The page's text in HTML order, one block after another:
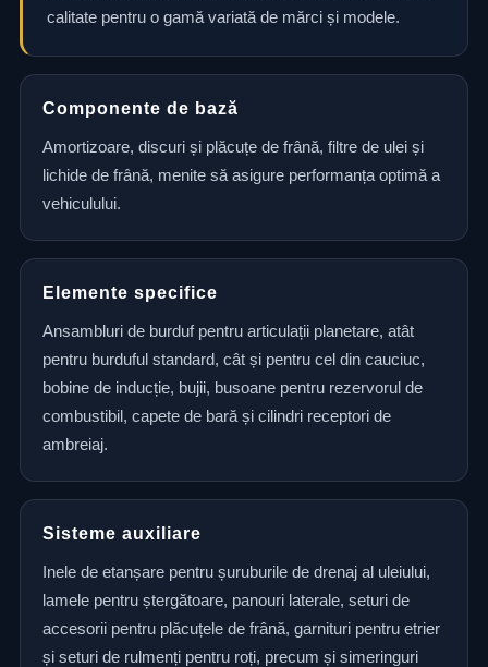
calitate pentru o gamă variată de mărci și modele.
Componente de bază
Amortizoare, discuri și plăcuțe de frână, filtre de ulei și
lichide de frână, menite să asigure performanța optimă a
vehiculului.
Elemente specifice
Ansambluri de burduf pentru articulații planetare, atât
pentru burduful standard, cât și pentru cel din cauciuc,
bobine de inducție, bujii, busoane pentru rezervorul de
combustibil, capete de bară și cilindri receptori de
ambreiaj.
Sisteme auxiliare
Inele de etanșare pentru șuruburile de drenaj al uleiului,
lamele pentru ștergătoare, panouri laterale, seturi de
accesorii pentru plăcuțele de frână, garnituri pentru etrier
și seturi de rulmenți pentru roți, precum și simeringuri